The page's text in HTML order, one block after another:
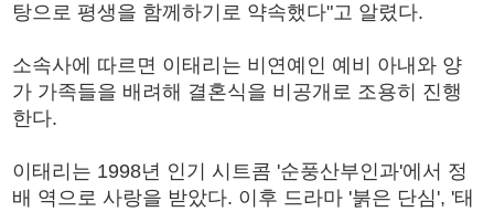
탕으로 평생을 함께하기로 약속했다"고 알렸다.
소속사에 따르면 이태리는 비연예인 예비 아내와 양
가 가족들을 배려해 결혼식을 비공개로 조용히 진행
한다.
이태리는 1998년 인기 시트콤 '순풍산부인과'에서 정
배 역으로 사랑을 받았다. 이후 드라마 '붉은 단심', '태